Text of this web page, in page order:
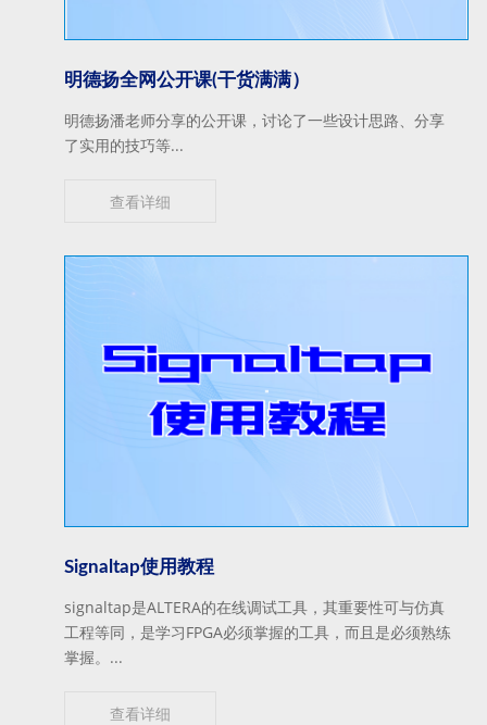
明德扬全网公开课(干货满满）
明德扬潘老师分享的公开课，讨论了一些设计思路、分享
了实用的技巧等...
查看详细
Signaltap使用教程
signaltap是ALTERA的在线调试工具，其重要性可与仿真
工程等同，是学习FPGA必须掌握的工具，而且是必须熟练
掌握。...
查看详细